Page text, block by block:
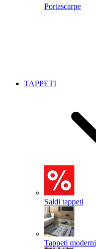
Portascarpe
TAPPETI
Saldi tappeti
Tappeti moderni